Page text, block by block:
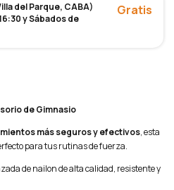
del Parque, CABA)
y Sábados de
Gratis
de Gimnasio
más seguros y efectivos, esta
para tus rutinas de fuerza.
de nailon de alta calidad, resistente y